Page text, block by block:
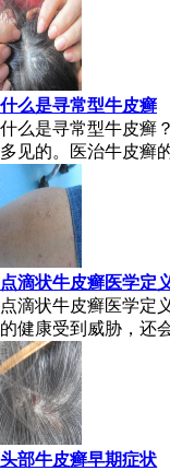
什么是寻常型牛皮癣
什么是寻常型牛皮癣
多见的。医治牛皮癣
点滴状牛皮癣医学定
点滴状牛皮癣医学定
的健康受到威胁，还
头部牛皮癣早期症状